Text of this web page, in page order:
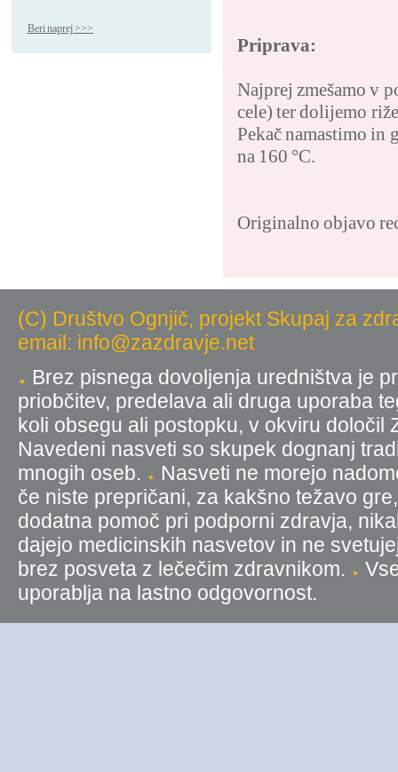
Priprava:
Najprej zmešamo v
cele) ter dolijemo
Pekač namastimo in
na 160 °C.
Originalno objavo
Beri naprej >>>
(C) Društvo Ognjič, projekt Skupaj za
email: info@zazdravje.net
Brez pisnega dovoljenja uredništva je
priobčitev, predelava ali druga uporaba
koli obsegu ali postopku, v okviru
Navedeni nasveti so skupek dognanj
mnogih oseb.
Nasveti ne morejo
če niste prepričani, za kakšno težavo
dodatna pomoč pri podporni zdravja,
dajejo medicinskih nasvetov in ne
brez posveta z lečečim zdravnikom.
uporablja na lastno odgovornost.